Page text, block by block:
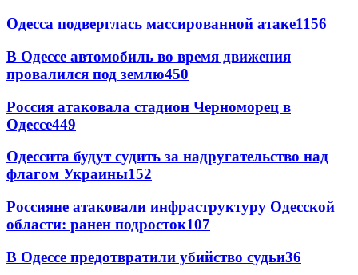
Одесса подверглась массированной атаке1156
В Одессе автомобиль во время движения
провалился под землю450
Россия атаковала стадион Черноморец в
Одессе449
Одессита будут судить за надругательство над
флагом Украины152
Россияне атаковали инфраструктуру Одесской
области: ранен подросток107
В Одессе предотвратили убийство судьи36